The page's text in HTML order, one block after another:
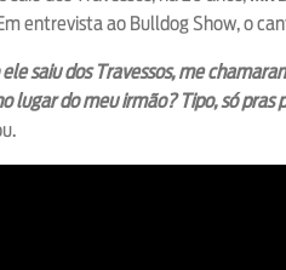
entrevista ao Bulldog Show, o
saiu dos Travessos, me
lugar do meu irmão? Tipo, só